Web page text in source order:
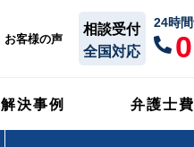
お客様の声
相談受付
全国対応
24時
解決事例 弁護士